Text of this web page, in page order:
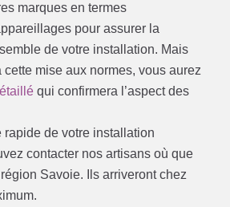
marques en termes
pour assurer la
de votre installation. Mais
cette mise aux normes, vous aurez
qui confirmera l’aspect des
rapide de votre installation
contacter nos artisans où que
Savoie. Ils arriveront chez